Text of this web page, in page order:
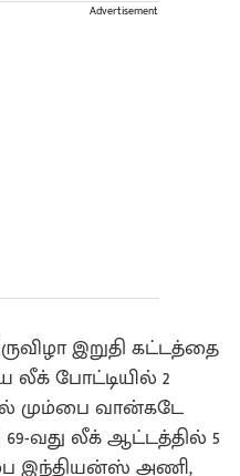
Advertisement
இறுதி கட்டத்தை
லீக் போட்டியில் 2
மும்பை வான்கடே
வது லீக் ஆட்டத்தில் 5
இந்தியன்ஸ் அணி,